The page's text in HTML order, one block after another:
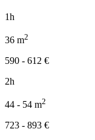
1h
36 m2
590 - 612 €
2h
44 - 54 m2
723 - 893 €